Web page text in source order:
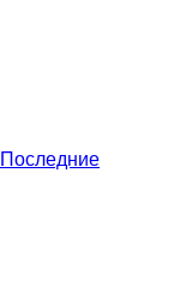
Последние